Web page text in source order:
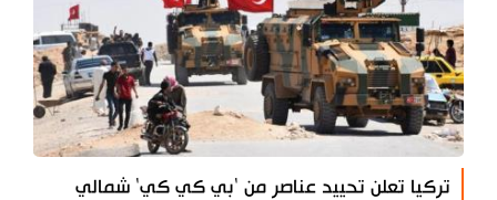
تركيا تعلن تحييد عناصر من 'بي كي كي' شمالي